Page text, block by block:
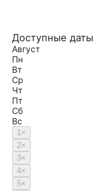
Доступные даты
Август
Пн
Вт
Ср
Чт
Пт
Сб
Вс
1×
2×
3×
4×
5×